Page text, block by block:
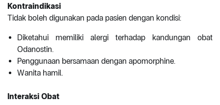
Kontraindikasi
Tidak boleh digunakan pada pasien dengan kondisi:
Diketahui memiliki alergi terhadap kandungan obat
Odanostin.
Penggunaan bersamaan dengan apomorphine.
Wanita hamil.
Interaksi Obat